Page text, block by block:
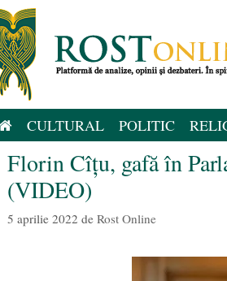
CULTURAL POLITIC
Florin Cîțu, gafă în
(VIDEO)
5 aprilie 2022 de Rost Online